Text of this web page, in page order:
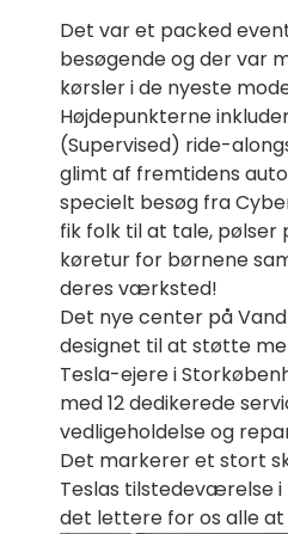
Det var et packed
besøgende og der var
kørsler i de nyeste
Højdepunkterne
(Supervised) ride-
glimt af fremtidens
specielt besøg fra
fik folk til at tale, pølser
køretur for børnene
deres værksted!
Det nye center på
designet til at støtte
Tesla-ejere i
med 12 dedikerede
vedligeholdelse og
Det markerer et stort
Teslas tilstedeværelse
det lettere for os alle at